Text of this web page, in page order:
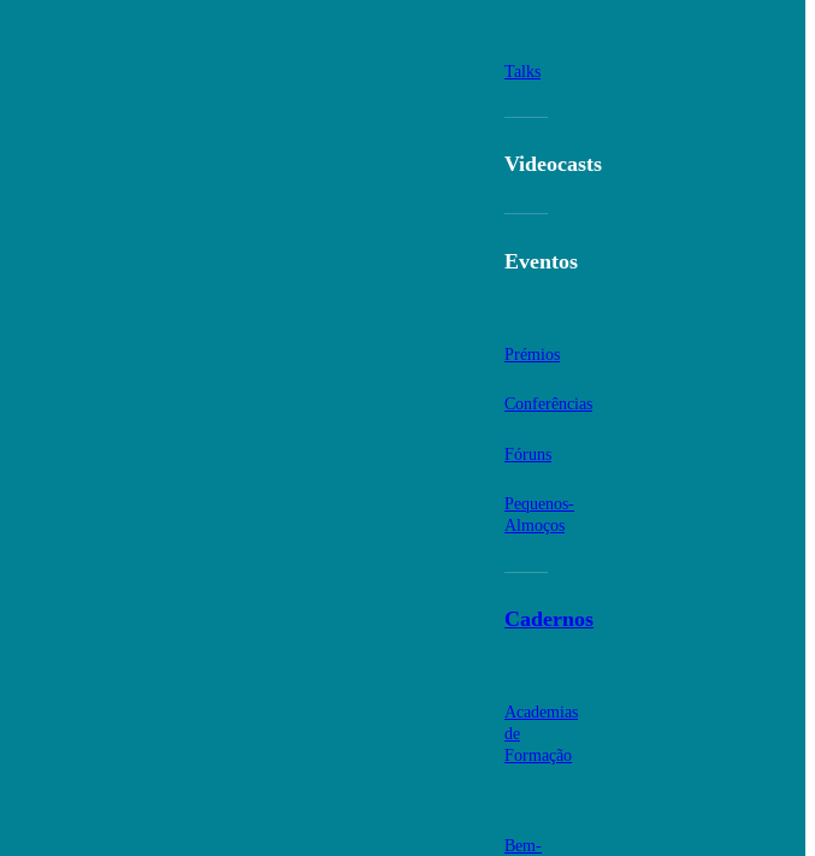
Talks
Videocasts
Eventos
Prémios
Conferências
Fóruns
Pequenos-
Almoços
Cadernos
Academias
de
Formação
Bem-